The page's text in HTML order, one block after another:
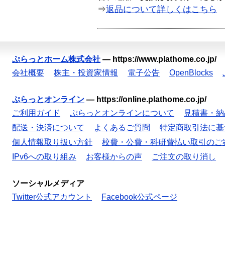
⇒返品について詳しくはこちら
ぷらっとホーム株式会社 — https://www.plathome.co.jp/
会社概要
株主・投資家情報 電子公告 OpenBlocks
ぷらっとオンライン — https://online.plathome.co.jp/
ご利用ガイド
ぷらっとオンラインについて
見積書・
配送・決済について
よくあるご質問
特定商取引法に
個人情報取り扱い方針
校費・公費・科研費払い取引のご
IPv6への取り組み
お客様からの声 ご注文の取り消し
ソーシャルメディア
Twitter公式アカウント
Facebook公式ページ